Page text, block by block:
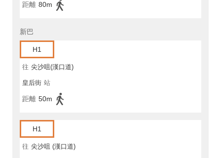
距離 80m
新巴
H1
往 尖沙咀(漢口道)
皇后街 站
距離 50m
H1
往 尖沙咀 (漢口道)